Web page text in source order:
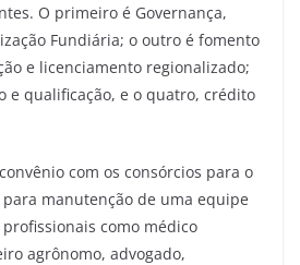
O primeiro é Governança,
Fundiária; o outro é fomento
e licenciamento regionalizado;
e qualificação, e o quatro, crédito
com os consórcios para o
manutenção de uma equipe
como médico
agrônomo, advogado,